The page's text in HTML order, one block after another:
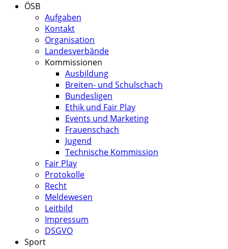
ÖSB
Aufgaben
Kontakt
Organisation
Landesverbände
Kommissionen
Ausbildung
Breiten- und Schulschach
Bundesligen
Ethik und Fair Play
Events und Marketing
Frauenschach
Jugend
Technische Kommission
Fair Play
Protokolle
Recht
Meldewesen
Leitbild
Impressum
DSGVO
Sport